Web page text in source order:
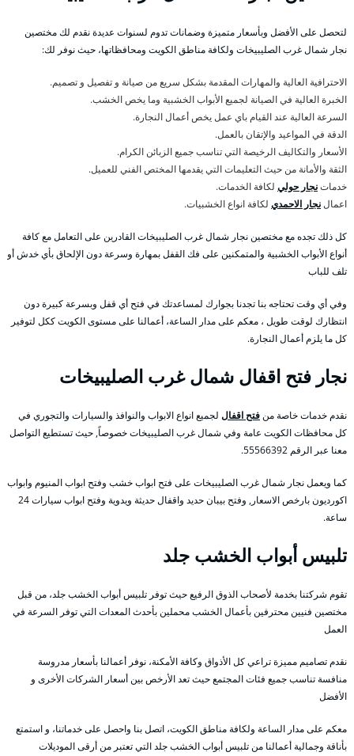
لتحصل على الأفضل وبأسعار متميزة وضمانات تدوم لسنوات عديدة نقدم لك مختصين
نجار شمال غرب الصليبيخات ولكافة مناطق الكويت ومحافظاتها، حيث نوفر لك:
الاحترافية العالية والمهارات المقدمة بشكل سريع من صيانة و تفصيل و تصميم.
الخبرة العالية في الصيانة لجميع الأبواب الخشبية وما يخص الخشب.
السرعة العالية عند القيام باي عمل يخص أعمال النجارة.
الدقة في المواعيد والإتقان بالعمل.
الأسعار والتكاليف الرخيصة التي تناسب جميع الزبائن الكرام.
الثقة والأمانة من حيث التعليمات التي يقدمها المختص الفني للعميل.
خدماتنجار حولي لكافة الخدمات.
اعمالنجار الاحمدي لكافة انواع الخشبيات.
كل ذلك تجده مع مختصين نجار شمال غرب الصليبيخات القادرين على التعامل مع كافة
أنواع الأبواب الخشبية والمتمكنين على فك القفل بمهارة وسرعة دون الإلحاق بأي خدش أو
تلف للباب
وفي أي وقت تحتاجه بنا تجدنا بجوارك لمساعدتك في فتح أي قفل وبسرعة كبيرة دون
انتظارك لوقت طويل ، معكم على مدار الساعة، أعمالنا على مستوى الكويت ككل لتوفير
كل ما يلزم أعمال النجارة.
نجار فتح اقفال شمال غرب الصليبيخات
نقدم خدمات خاصة منفتح اقفال لجميع انواع الابواب والنوافذ والسيارات والتجوري في
كل محافظات الكويت عامة وفي شمال غرب الصليبيخات خصوصاً, حيث تستطيع التواصل
معنا عبر الرقم 55566392.
كما ويعمل نجار شمال غرب الصليبيخات على فتح ابواب خشب وفتح ابواب المنيوم وابواب
اكورديون بارخص الاسعار, وفتح بيبان حديد واقفال حديثة ويدوية وفتح ابواب سيارات 24
ساعة.
تلبيس أبواب الخشب جلد
تقوم شركتنا بخدمة لأصحاب الذوق الرفيع حيث توفر تلبيس أبواب الخشب جلد، من قبل
مختصين فنيين محترفين بأعمال الخشب محملين بأحدث المعدات التي توفر السرعة في
العمل
نقدم تصاميم مميزة تراعي كل الأذواق وكافة الأمكنة، نوفر أعمالنا بأسعار مدروسة
منافسة تناسب جميع فئات المجتمع حيث تعد الأرخص بين أسعار الشركات الأخرى و
الأفضل
معكم على مدار الساعة ولكافة مناطق الكويت، اتصل بنا واحصل على خدماتنا، و استمتع
بأناقة وجمالية أعمالنا من تلبيس أبواب الخشب جلد التي تعتبر من أرقى الموديلات